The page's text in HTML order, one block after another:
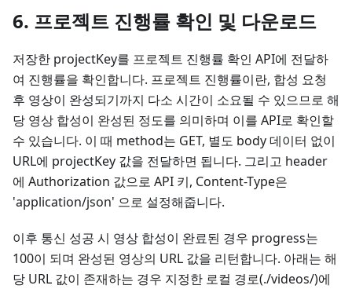
6. 프로젝트 진행률 확인 및 다운로드
저장한 projectKey를 프로젝트 진행률 확인 API에 전달하
여 진행률을 확인합니다. 프로젝트 진행률이란, 합성 요청
후 영상이 완성되기까지 다소 시간이 소요될 수 있으므로 해
당 영상 합성이 완성된 정도를 의미하며 이를 API로 확인할
수 있습니다. 이 때 method는 GET, 별도 body 데이터 없이
URL에 projectKey 값을 전달하면 됩니다. 그리고 header
에 Authorization 값으로 API 키, Content-Type은
'application/json' 으로 설정해줍니다.
이후 통신 성공 시 영상 합성이 완료된 경우 progress는
100이 되며 완성된 영상의 URL 값을 리턴합니다. 아래는 해
당 URL 값이 존재하는 경우 지정한 로컬 경로(./videos/)에